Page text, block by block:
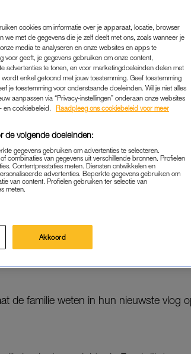
BLOM UIT
|BEKEND
Blom uit
werd de
de familie weten in hun nieuwste vlog
cookies om informatie over je apparaat, locatie, browser
met de gegevens die je zelf deelt met ons, zoals wanneer je
media te analyseren en onze websites en apps te
voor geeft, je gegevens gebruiken om onze content,
advertenties te tonen, en voor marketingdoeleinden delen met
enkel getoond met jouw toestemming. Geef toestemming
je toestemming voor onderstaande doeleinden. Wil je niet alles
aanpassen via “Privacy-instellingen” onderaan onze websites
en cookiebeleid.
Raadpleeg ons cookiebeleid voor meer
de volgende doeleinden:
gegevens gebruiken om advertenties te selecteren.
combinaties van gegevens uit verschillende bronnen. Profielen
Contentprestaties meten. Diensten ontwikkelen en
advertenties. Beperkte gegevens gebruiken om
van content. Profielen gebruiken ter selectie van
meten.
Akkoord